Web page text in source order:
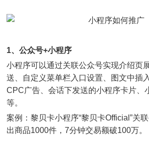
1、公众号+小程序
小程序可以通过关联公众号实现介绍页
送、自定义菜单栏入口设置、图文中插
CPC广告、会话下发送的小程序卡片、
等。
案例：黎贝卡小程序“黎贝卡Official”关
出商品1000件，7分钟交易额破100万。